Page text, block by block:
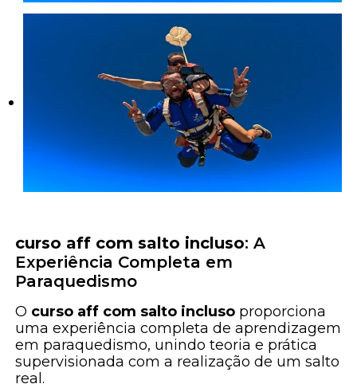
curso aff com salto incluso: A
Experiência Completa em
Paraquedismo
O curso aff com salto incluso proporciona
uma experiência completa de aprendizagem
em paraquedismo, unindo teoria e prática
supervisionada com a realização de um salto
real.